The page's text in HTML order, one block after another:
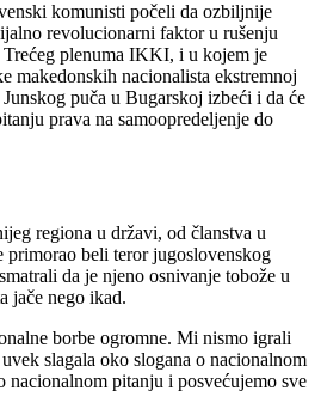
komunisti počeli da ozbiljnije
revolucionarni faktor u rušenju
plenuma IKKI, i u kojem je
makedonskih nacionalista ekstremnoj
puča u Bugarskoj izbeći i da će
prava na samoopredeljenje do
regiona u državi, od članstva u
beli teror jugoslovenskog
da je njeno osnivanje tobože u
jače nego ikad.
borbe ogromne. Mi nismo igrali
slagala oko slogana o nacionalnom
nacionalnom pitanju i posvećujemo sve